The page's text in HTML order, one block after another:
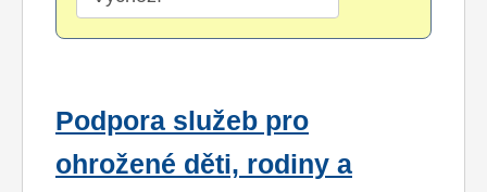
Podpora služeb pro
ohrožené děti, rodiny a